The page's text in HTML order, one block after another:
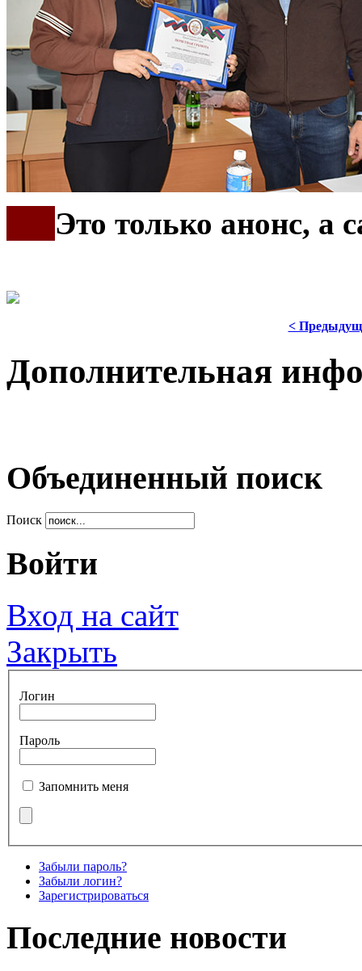
Это только анонс, а
<
Дополнительная
Объединенный поиск
Поиск
Войти
Вход на сайт
Закрыть
Логин
Пароль
Запомнить меня
Забыли пароль?
Забыли логин?
Зарегистрироваться
Последние новости